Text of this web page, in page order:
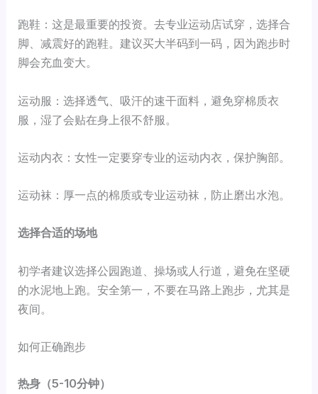
跑鞋：这是最重要的投资。去专业运动店试穿，选择合
脚、减震好的跑鞋。建议买大半码到一码，因为跑步时
脚会充血变大。
运动服：选择透气、吸汗的速干面料，避免穿棉质衣
服，湿了会贴在身上很不舒服。
运动内衣：女性一定要穿专业的运动内衣，保护胸部。
运动袜：厚一点的棉质或专业运动袜，防止磨出水泡。
选择合适的场地
初学者建议选择公园跑道、操场或人行道，避免在坚硬
的水泥地上跑。安全第一，不要在马路上跑步，尤其是
夜间。
如何正确跑步
热身（5-10分钟）